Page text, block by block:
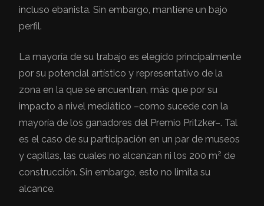
incluso ebanista. Sin embargo, mantiene un bajo
perfil.
La mayoría de su trabajo es elegido principalmente
por su potencial artístico y representativo de la
zona en la que se encuentran, más que por su
impacto a nivel mediático –como sucede con la
mayoría de los ganadores del Premio Pritzker–. Tal
es el caso de su participación en un par de museos
y capillas, las cuales no alcanzan ni los 200 m2 de
construcción. Sin embargo, esto no limita su
alcance.